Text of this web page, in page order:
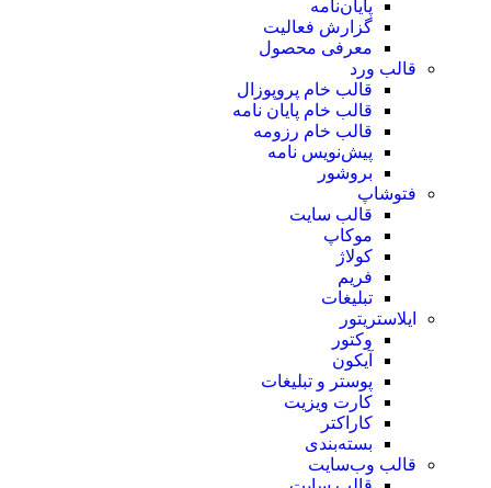
پایان‌نامه
گزارش فعالیت
معرفی محصول
قالب ورد
قالب خام پروپوزال
قالب خام پایان نامه
قالب خام رزومه
پیش‌نویس نامه
بروشور
فتوشاپ
قالب سایت
موکاپ
کولاژ
فریم
تبلیغات
ایلاستریتور
وکتور
آیکون
پوستر و تبلیغات
کارت ویزیت
کاراکتر
بسته‌بندی
قالب وب‌سایت